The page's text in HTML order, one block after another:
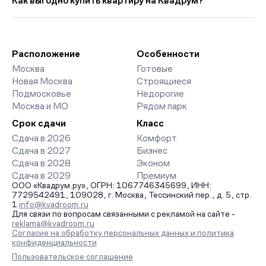
класса. На страницах ЖК доступны отзывы жильцов о
качестве строительства, интерактивный генплан корпусов,
организует просмотр и поможет одобрить ипотеку по
минимальной ставке. Чтобы зафиксировать цену, оставьте
заявку на обратный звонок.
Расположение
Москва
Новая Москва
Подмосковье
Москва и МО
Особенности
Готовые
Строящиеся
Недорогие
Рядом парк
Срок сдачи
Сдача в 2026
Сдача в 2027
Сдача в 2028
Сдача в 2029
Класс
Комфорт
Бизнес
Эконом
Премиум
ООО «Квадрум.ру», ОГРН: 1067746345699, ИНН:
7729542491, 109028, г. Москва, Тессинский пер., д. 5, стр.
1 info@kvadroom.ru
Для связи по вопросам связанными с рекламой на сайте -
reklama@kvadroom.ru
Согласие на обработку персональных данных и политика
конфиденциальности
Пользовательское соглашение